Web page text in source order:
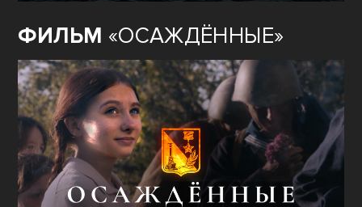
ФИЛЬМ «ОСАЖДЁННЫЕ»